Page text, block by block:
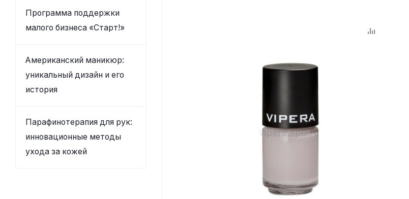
Программа поддержки
малого бизнеса «Старт!»
Американский маникюр:
уникальный дизайн и его
история
Парафинотерапия для рук:
инновационные методы
ухода за кожей